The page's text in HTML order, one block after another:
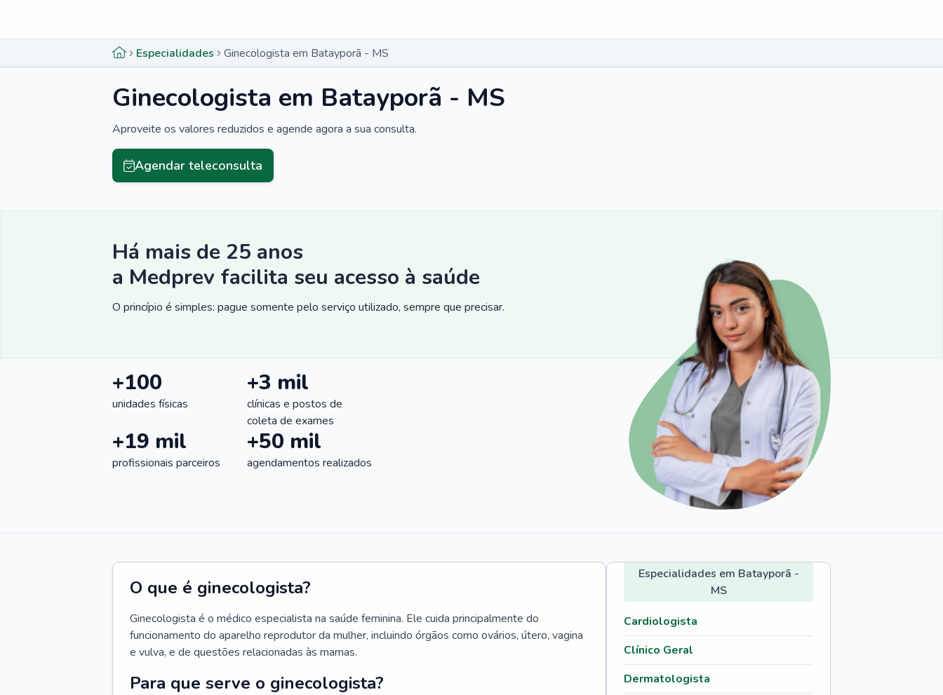
Especialidades Ginecologista em Batayporã - MS
Ginecologista em Batayporã - MS
Aproveite os valores reduzidos e agende agora a sua consulta.
Agendar teleconsulta
Há mais de 25 anos
a Medprev facilita seu acesso à saúde
O princípio é simples: pague somente pelo serviço utilizado, sempre que precisar.
+100
unidades físicas
+3 mil
clínicas e postos de
coleta de exames
+19 mil
profissionais parceiros
+50 mil
agendamentos realizados
O que é ginecologista?
Ginecologista é o médico especialista na saúde feminina. Ele cuida principalmente do
funcionamento do aparelho reprodutor da mulher, incluindo órgãos como ovários, útero, vagina
e vulva, e de questões relacionadas às mamas.
Para que serve o ginecologista?
Especialidades em Batayporã -
MS
Cardiologista
Clínico Geral
Dermatologista